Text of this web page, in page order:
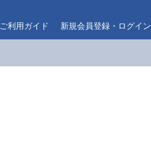
ご利用ガイド 新規会員登録・ログイン